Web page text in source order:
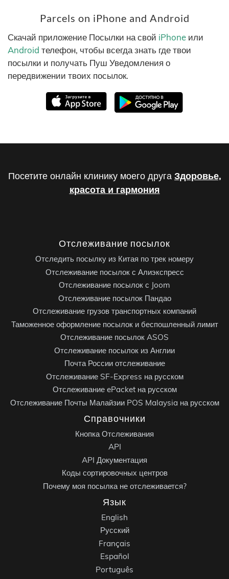
Parcels on iPhone and Android
Скачай приложение Посылки на свой iPhone или
Android телефон, чтобы всегда знать где твои
посылки и получать Пуш Уведомления о
передвижении твоих посылок.
Посетите онлайн клинику моего друга Здоровье,
красота и гармония
Отслеживание посылок
Отследить посылку из Китая по трек номеру
Отслеживание посылок с Алиэкспресс
Отслеживание посылок с Joom
Отслеживание посылок Пандао
Отслеживание грузов транспортных компаний
Таможенное оформление посылок и беспошленный лимит
Отслеживание посылок ASOS
Отслеживание посылок из Англии
Почта России отслеживание
Отслеживание SF-Express на русском
Отслеживание ePacket на русском
Отслеживание Почты Малайзии POS Malaysia на русском
Справочники
Кнопка Отслеживания
API
API Документация
Коды сортировочных центров
Почему моя посылка не отслеживается?
Язык
English
Русский
Français
Español
Português